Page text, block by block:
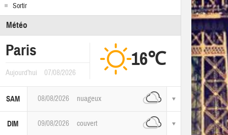
Sortir
Météo
Paris
Aujourd'hui 07/08/2026
16℃
SAM 08/08/2026 nuageux
DIM 09/08/2026 couvert